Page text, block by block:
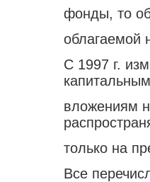
фонды, то
облагаемой
С 1997 г.
капитальным
вложениям
только на
Все